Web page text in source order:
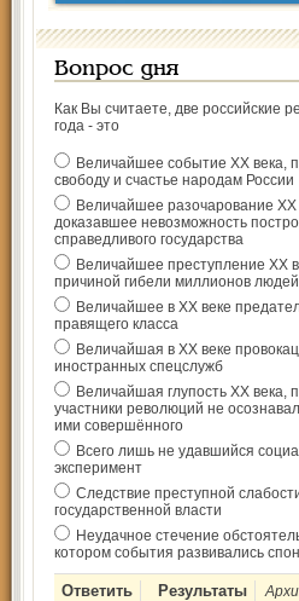
Вопрос дня
Как Вы считаете, две российские
года - это
Величайшее событие ХХ века,
свободу и счастье народам России
Величайшее разочарование ХХ
доказавшее невозможность
справедливого государства
Величайшее преступление ХХ
причиной гибели миллионов людей
Величайшее в ХХ веке
правящего класса
Величайшая в ХХ веке
иностранных спецслужб
Величайшая глупость ХХ века,
участники революций не
ими совершённого
Всего лишь не удавшийся
эксперимент
Следствие преступной
государственной власти
Неудачное стечение
котором события развивались